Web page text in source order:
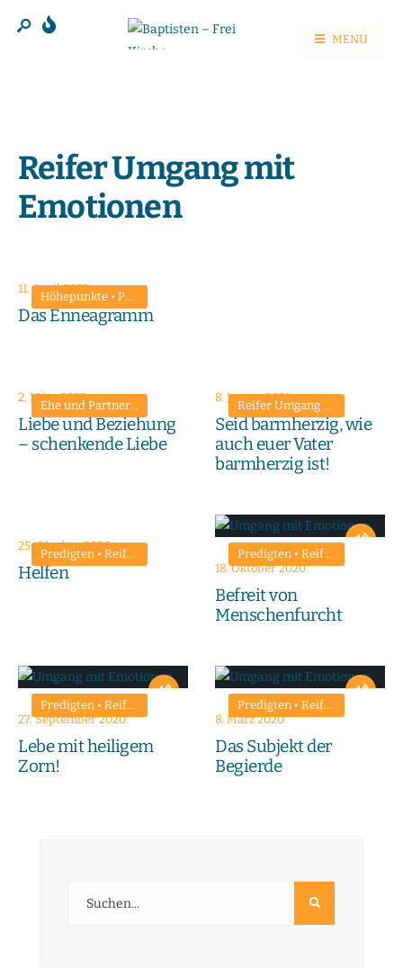
MENU
Reifer Umgang mit
Emotionen
Höhepunkte • Persönlichkeit entwickeln
11. April 2022
Das Enneagramm
Ehe und Partnerschaft Predigten •Reifer Umgang mit
2. März 2022
Liebe und Beziehung
– schenkende Liebe
Reifer Umgang mit Emotionen
8. Januar 2021
Seid barmherzig, wie
auch euer Vater
barmherzig ist!
Predigten • Reifer Umgang mit Emotionen
25. Oktober 2020
Helfen
Predigten • Reifer Umgang mit Emotionen
18. Oktober 2020
Befreit von
Menschenfurcht
Predigten • Reifer Umgang mit Emotionen
27. September 2020
Lebe mit heiligem
Zorn!
Predigten • Reifer Umgang mit Emotionen
8. März 2020
Das Subjekt der
Begierde